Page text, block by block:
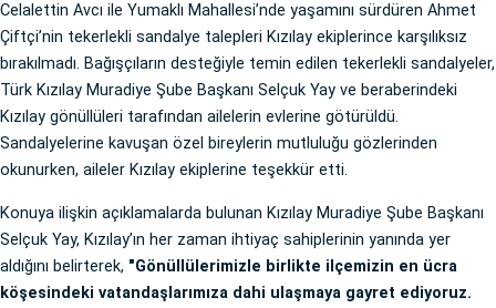
Celalettin Avcı ile Yumaklı Mahallesi’nde yaşamını sürdüren Ahmet
Çiftçi’nin tekerlekli sandalye talepleri Kızılay ekiplerince karşılıksız
bırakılmadı. Bağışçıların desteğiyle temin edilen tekerlekli sandalyeler,
Türk Kızılay Muradiye Şube Başkanı Selçuk Yay ve beraberindeki
Kızılay gönüllüleri tarafından ailelerin evlerine götürüldü.
Sandalyelerine kavuşan özel bireylerin mutluluğu gözlerinden
okunurken, aileler Kızılay ekiplerine teşekkür etti.
Konuya ilişkin açıklamalarda bulunan Kızılay Muradiye Şube Başkanı
Selçuk Yay, Kızılay’ın her zaman ihtiyaç sahiplerinin yanında yer
aldığını belirterek, "Gönüllülerimizle birlikte ilçemizin en ücra
köşesindeki vatandaşlarımıza dahi ulaşmaya gayret ediyoruz.